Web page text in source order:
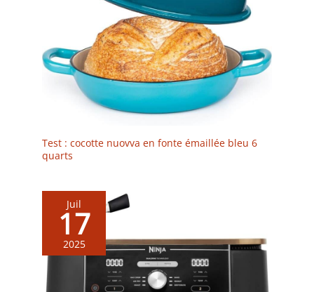
Test : cocotte nuovva en fonte émaillée bleu 6
quarts
Juil
17
2025